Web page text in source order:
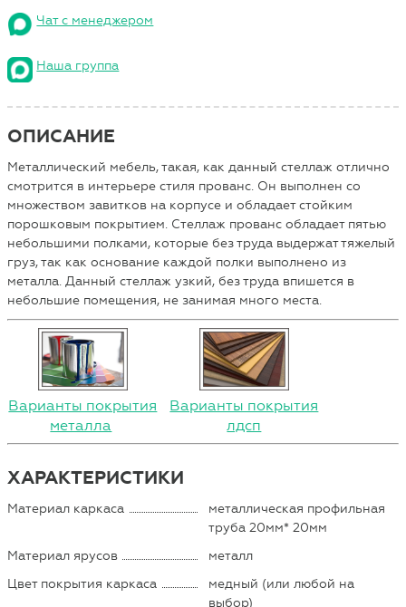
Чат с менеджером
Наша группа
ОПИСАНИЕ
Металлический мебель, такая, как данный стеллаж отлично
смотрится в интерьере стиля прованс. Он выполнен со
множеством завитков на корпусе и обладает стойким
порошковым покрытием. Стеллаж прованс обладает пятью
небольшими полками, которые без труда выдержат тяжелый
груз, так как основание каждой полки выполнено из
металла. Данный стеллаж узкий, без труда впишется в
небольшие помещения, не занимая много места.
Варианты покрытия
металла
Варианты покрытия
лдсп
ХАРАКТЕРИСТИКИ
Материал каркаса
металлическая профильная
труба 20мм* 20мм
Материал ярусов
металл
Цвет покрытия каркаса
медный (или любой на
выбор)